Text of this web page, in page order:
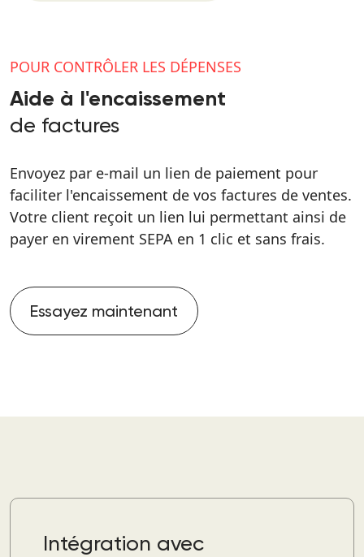
POUR CONTRÔLER LES DÉPENSES
Aide à l'encaissement
de factures
Envoyez par e-mail un lien de paiement pour
faciliter l'encaissement de vos factures de ventes.
Votre client reçoit un lien lui permettant ainsi de
payer en virement SEPA en 1 clic et sans frais.
Essayez maintenant
Intégration avec